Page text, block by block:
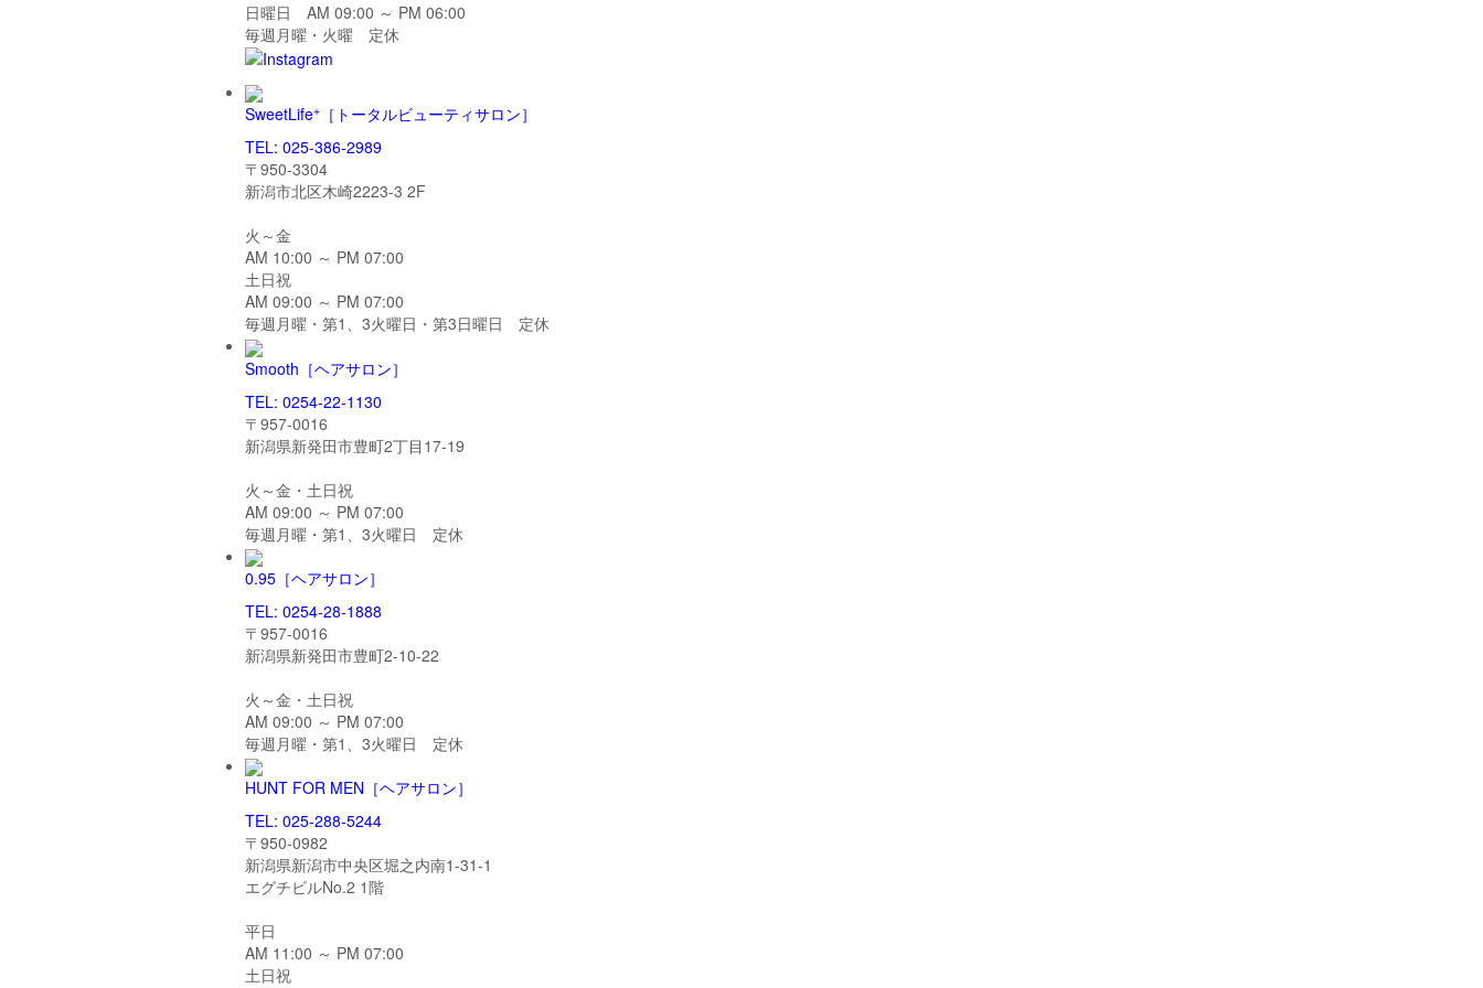
日曜日 AM 09:00 ～ PM 06:00
毎週月曜・火曜 定休
SweetLife+ ［トータルビューティサロン］
TEL: 025-386-2989
〒950-3304
新潟市北区木崎2223-3 2F
火～金
AM 10:00 ～ PM 07:00
土日祝
AM 09:00 ～ PM 07:00
毎週月曜・第1、3火曜日・第3日曜日 定休
Smooth ［ヘアサロン］
TEL: 0254-22-1130
〒957-0016
新潟県新発田市豊町2丁目17-19
火～金・土日祝
AM 09:00 ～ PM 07:00
毎週月曜・第1、3火曜日 定休
0.95 ［ヘアサロン］
TEL: 0254-28-1888
〒957-0016
新潟県新発田市豊町2-10-22
火～金・土日祝
AM 09:00 ～ PM 07:00
毎週月曜・第1、3火曜日 定休
HUNT FOR MEN ［ヘアサロン］
TEL: 025-288-5244
〒950-0982
新潟県新潟市中央区堀之内南1-31-1
エグチビルNo.2 1階
平日
AM 11:00 ～ PM 07:00
土日祝